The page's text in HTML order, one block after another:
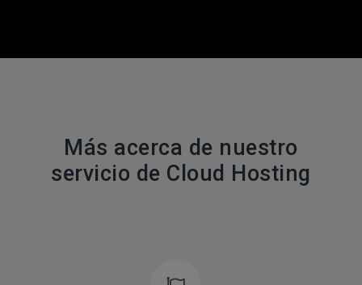
Más acerca de nuestro
servicio de Cloud Hosting